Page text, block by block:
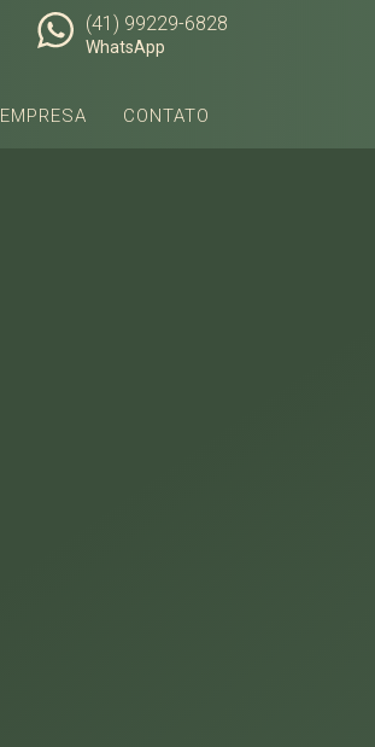
(41) 99229-6828
WhatsApp
EMPRESA CONTATO